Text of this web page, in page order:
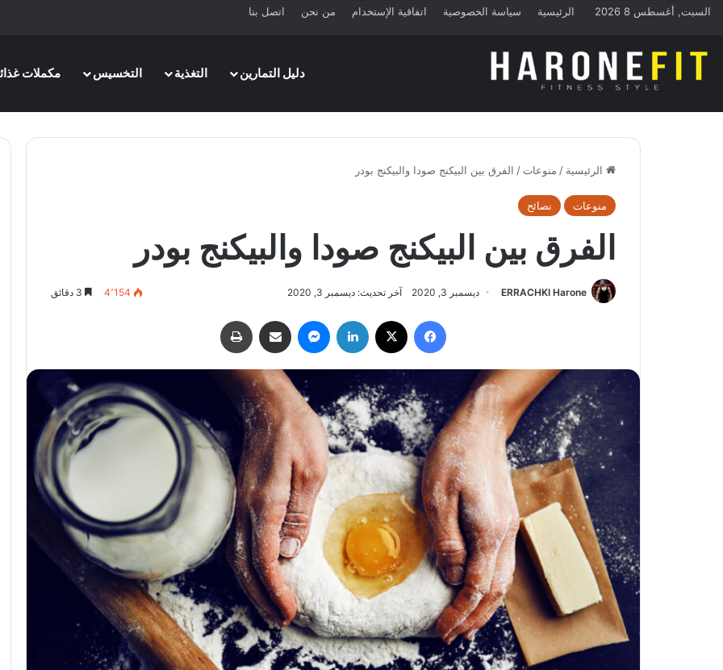
السبت, أغسطس 8 2026 الرئيسية سياسة الخصوصية اتفاقية الإستخدام من نحن اتصل بنا
دليل التمارين
التغذية التخسيس مكملات
الرئيسية / منوعات / الفرق بين البيكنج صودا والبيكنج بودر
منوعات نصائح
الفرق بين البيكنج صودا والبيكنج بودر
ERRACHKI Harone ديسمبر 3, 2020 آخر تحديث: ديسمبر 3, 2020 4٬154
فيسبوك لينكدإن ماسنجر مشاركة عبر البريد